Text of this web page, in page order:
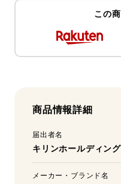
この
商品情報詳細
届出者名
キリンホールディン
メーカー・ブランド名